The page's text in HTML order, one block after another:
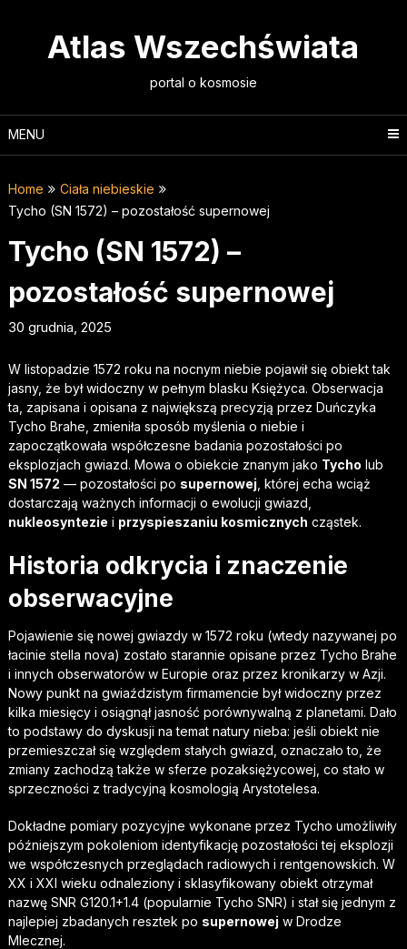
Atlas Wszechświata
portal o kosmosie
MENU
Home
Ciała niebieskie
Tycho (SN 1572) – pozostałość supernowej
Tycho (SN 1572) –
pozostałość supernowej
30 grudnia, 2025
W listopadzie 1572 roku na nocnym niebie pojawił się obiekt tak
jasny, że był widoczny w pełnym blasku Księżyca. Obserwacja
ta, zapisana i opisana z największą precyzją przez Duńczyka
Tycho Brahe, zmieniła sposób myślenia o niebie i
zapoczątkowała współczesne badania pozostałości po
eksplozjach gwiazd. Mowa o obiekcie znanym jako Tycho lub
SN 1572 — pozostałości po supernowej , której echa wciąż
dostarczają ważnych informacji o ewolucji gwiazd,
nukleosyntezie i przyspieszaniu kosmicznych cząstek.
Historia odkrycia i znaczenie
obserwacyjne
Pojawienie się nowej gwiazdy w 1572 roku (wtedy nazywanej po
łacinie stella nova) zostało starannie opisane przez Tycho Brahe
i innych obserwatorów w Europie oraz przez kronikarzy w Azji.
Nowy punkt na gwiaździstym firmamencie był widoczny przez
kilka miesięcy i osiągnął jasność porównywalną z planetami. Dało
to podstawy do dyskusji na temat natury nieba: jeśli obiekt nie
przemieszczał się względem stałych gwiazd, oznaczało to, że
zmiany zachodzą także w sferze pozaksiężycowej, co stało w
sprzeczności z tradycyjną kosmologią Arystotelesa.
Dokładne pomiary pozycyjne wykonane przez Tycho umożliwiły
późniejszym pokoleniom identyfikację pozostałości tej eksplozji
we współczesnych przeglądach radiowych i rentgenowskich. W
XX i XXI wieku odnaleziony i sklasyfikowany obiekt otrzymał
nazwę SNR G120.1+1.4 (popularnie Tycho SNR) i stał się jednym z
najlepiej zbadanych resztek po supernowej w Drodze
Mlecznej.